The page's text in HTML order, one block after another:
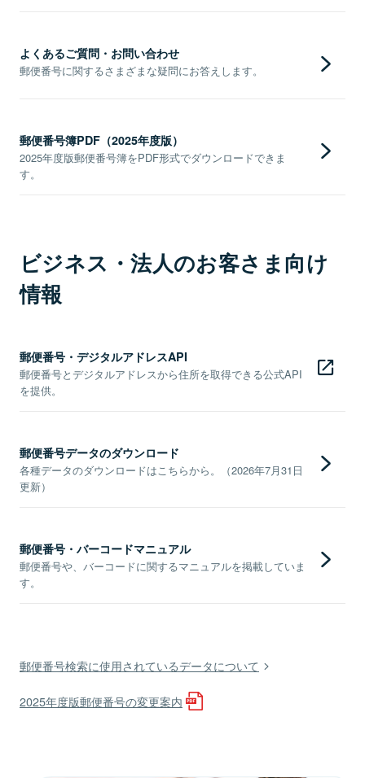
よくあるご質問・お問い合わせ
郵便番号に関するさまざまな疑問にお答えします。
郵便番号簿PDF（2025年度版）
2025年度版郵便番号簿をPDF形式でダウンロードできま
す。
ビジネス・法人のお客さま向け
情報
郵便番号・デジタルアドレスAPI
郵便番号とデジタルアドレスから住所を取得できる公式API
を提供。
郵便番号データのダウンロード
各種データのダウンロードはこちらから。（2026年7月31日
更新）
郵便番号・バーコードマニュアル
郵便番号や、バーコードに関するマニュアルを掲載していま
す。
郵便番号検索に使用されているデータについて
2025年度版郵便番号の変更案内